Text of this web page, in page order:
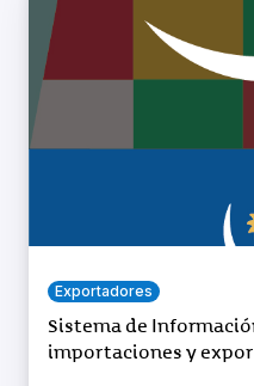
Exportadores
Sistema de
importaciones y